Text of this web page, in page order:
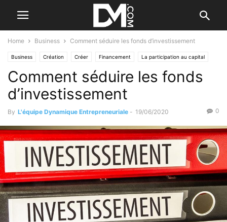
Home Business Comment séduire les fonds d’investissement
Business Création Créer Financement La participation au capital
Comment séduire les fonds
d’investissement
By L'équipe Dynamique Entrepreneuriale - 19/06/2020 0